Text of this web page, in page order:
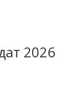
2026